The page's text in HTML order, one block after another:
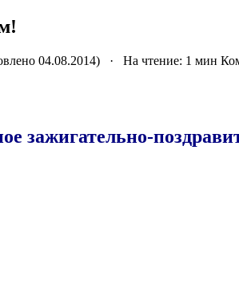
04.08.2014) · На чтение: 1 мин
зажигательно-